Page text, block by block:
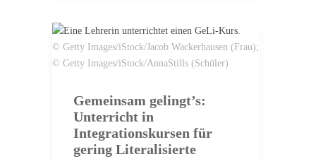
© Getty Images/iStock/Jacob Wackerhausen (Frau);
© Getty Images/iStock/AnnaStills (Schüler)
Gemeinsam gelingt’s:
Unterricht in
Integrationskursen für
gering Literalisierte